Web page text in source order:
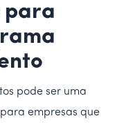
para
pode ser uma
empresas que